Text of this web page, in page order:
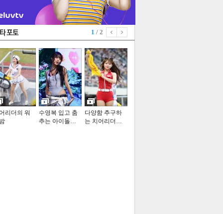
1 / 2
리더의 워
수영복 입고 춤
추는 아이돌…
다양함 추구하
는 치어리더…